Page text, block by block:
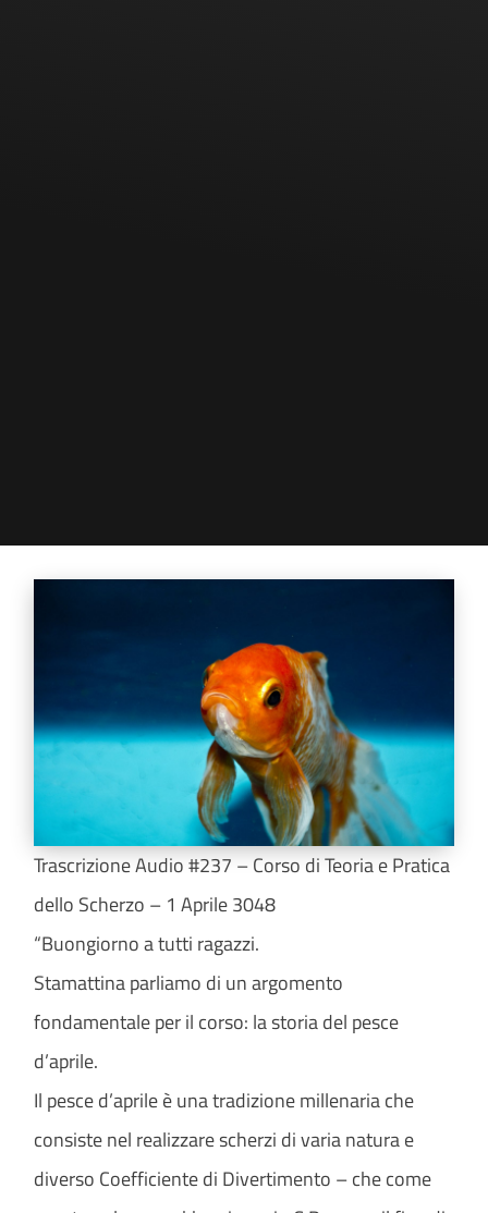
Trascrizione Audio #237 – Corso di Teoria e Pratica
dello Scherzo – 1 Aprile 3048
“Buongiorno a tutti ragazzi.
Stamattina parliamo di un argomento
fondamentale per il corso: la storia del pesce
d’aprile.
Il pesce d’aprile è una tradizione millenaria che
consiste nel realizzare scherzi di varia natura e
diverso Coefficiente di Divertimento – che come